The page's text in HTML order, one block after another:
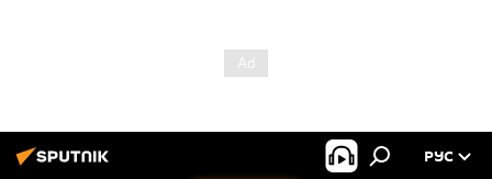
РУС